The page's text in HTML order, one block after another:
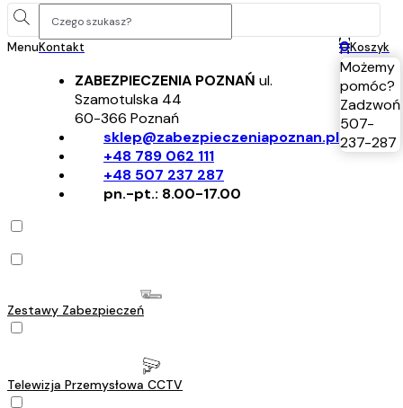
MenuKontakt
ZABEZPIECZENIA POZNAŃ ul.
Szamotulska 44
60-366 Poznań
sklep@zabezpieczeniapoznan.pl
+48 789 062 111
+48 507 237 287
pn.-pt.: 8.00-17.00
0Koszyk
Możemy
pomóc?
Zadzwoń
507-
237-287
Zestawy Zabezpieczeń
Telewizja Przemysłowa CCTV